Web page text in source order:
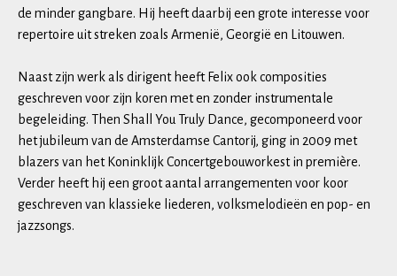
de minder gangbare. Hij heeft daarbij een grote interesse voor
repertoire uit streken zoals Armenië, Georgië en Litouwen.
Naast zijn werk als dirigent heeft Felix ook composities
geschreven voor zijn koren met en zonder instrumentale
begeleiding. Then Shall You Truly Dance, gecomponeerd voor
het jubileum van de Amsterdamse Cantorij, ging in 2009 met
blazers van het Koninklijk Concertgebouworkest in première.
Verder heeft hij een groot aantal arrangementen voor koor
geschreven van klassieke liederen, volksmelodieën en pop- en
jazzsongs.